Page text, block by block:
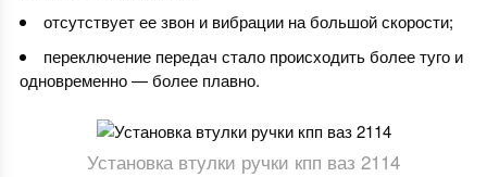
отсутствует ее звон и вибрации на большой скорости;
переключение передач стало происходить более туго и
одновременно — более плавно.
Установка втулки ручки кпп ваз 2114